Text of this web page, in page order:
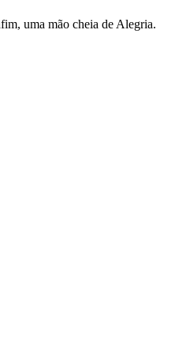
uma mão cheia de Alegria.